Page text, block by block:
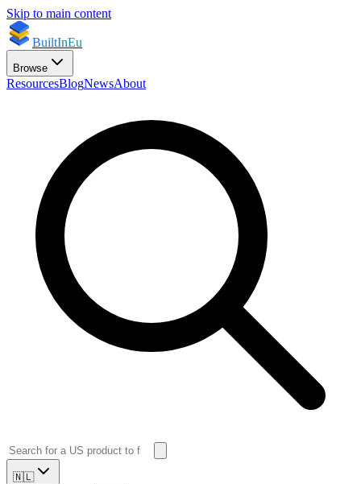
Skip to main content
BuiltInEu
Browse
ResourcesBlogNewsAbout
🇳🇱